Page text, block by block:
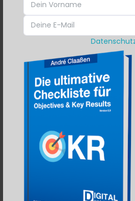
murakamy narrative
neuro
newsletter nokia
objectives objectives &
öffentliche verwaltung okr
okr erfolg okr master
online-marketing open